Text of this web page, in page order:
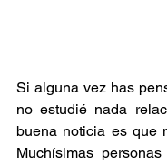
Si alguna vez has
no estudié nada
buena noticia es que
Muchísimas